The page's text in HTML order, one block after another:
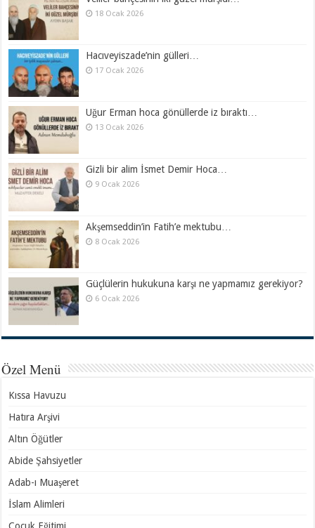
18 Ocak 2026
Hacıveyiszade’nin gülleri…
17 Ocak 2026
Uğur Erman hoca gönüllerde iz bıraktı…
13 Ocak 2026
Gizli bir alim İsmet Demir Hoca…
9 Ocak 2026
Akşemseddin’in Fatih’e mektubu…
8 Ocak 2026
Güçlülerin hukukuna karşı ne yapmamız gerekiyor?
6 Ocak 2026
Özel Menü
Kıssa Havuzu
Hatıra Arşivi
Altın Öğütler
Abide Şahsiyetler
Adab-ı Muaşeret
İslam Alimleri